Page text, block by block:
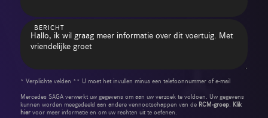
BERICHT
* Verplichte velden ** U moet het invullen minus een telefoonnummer of e-mail
Mercedes SAGA verwerkt uw gegevens om aan uw verzoek te voldoen. Uw gegevens
kunnen worden meegedeeld aan andere vennootschappen van de RCM-groep. Klik
hiervoor meer informatie en om uw rechten uit te oefenen.